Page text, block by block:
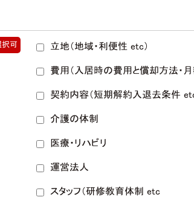
択可 立地（地域・利便性 etc）
費用（入居時の費用と償却方法・
契約内容（短期解約入退去条件 etc
介護の体制
医療・リハビリ
運営法人
スタッフ（研修教育体制 etc